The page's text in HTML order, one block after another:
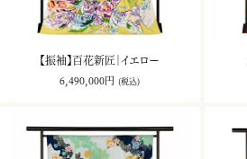
【振袖】百花新匠｜イエロー
6,490,000円 (税込)